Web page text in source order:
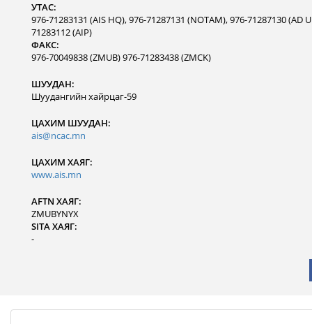
УТАС:
976-71283131 (AIS HQ), 976-71287131 (NOTAM), 976-71287130 (AD
71283112 (AIP)
ФАКС:
976-70049838 (ZMUB) 976-71283438 (ZMCK)
ШУУДАН:
Шуудангийн хайрцаг-59
ЦАХИМ ШУУДАН:
ais@ncac.mn
ЦАХИМ ХАЯГ:
www.ais.mn
AFTN ХАЯГ:
ZMUBYNYX
SITA ХАЯГ:
-